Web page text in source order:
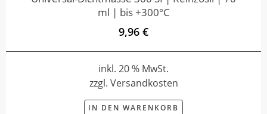
ml | bis +300°C
9,96 €
inkl. 20 % MwSt.
zzgl. Versandkosten
IN DEN WARENKORB